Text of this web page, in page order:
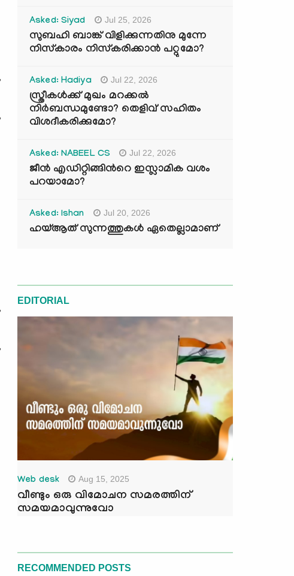
Asked: Siyad Jul 25, 2026
സുബഹി ബാങ്ക് വിളിക്കുന്നതിനു മുന്നേ
നിസ്കാരം നിസ്കരിക്കാൻ പറ്റുമോ?
Asked: Hadiya Jul 22, 2026
സ്ത്രീകൾക്ക് മുഖം മറക്കൽ
നിർബന്ധമുണ്ടോ? തെളിവ് സഹിതം
വിശദീകരിക്കുമോ?
Asked: NABEEL CS Jul 22, 2026
ജീൻ എഡിറ്റിങ്ങിന്‍റെ ഇസ്ലാമിക വശം
പറയാമോ?
Asked: Ishan Jul 20, 2026
ഹയ്ആത് സുന്നത്തുകൾ ഏതെല്ലാമാണ്
EDITORIAL
Web desk Aug 15, 2025
വീണ്ടും ഒരു വിമോചന സമരത്തിന്
സമയമാവുന്നുവോ
RECOMMENDED POSTS